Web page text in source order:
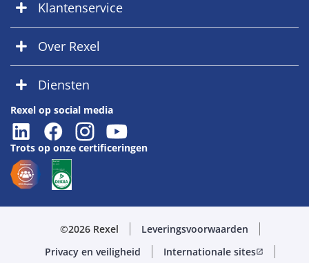
Klantenservice
Over Rexel
Diensten
Rexel op social media
Trots op onze certificeringen
©2026 Rexel
Leveringsvoorwaarden
Privacy en veiligheid
Internationale sitesopen_in_new